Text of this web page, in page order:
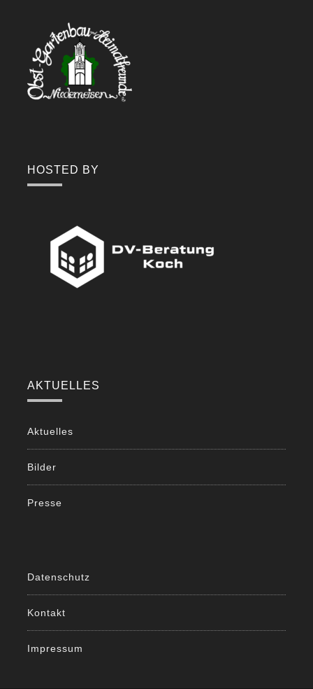
HOSTED BY
AKTUELLES
Aktuelles
Bilder
Presse
Datenschutz
Kontakt
Impressum